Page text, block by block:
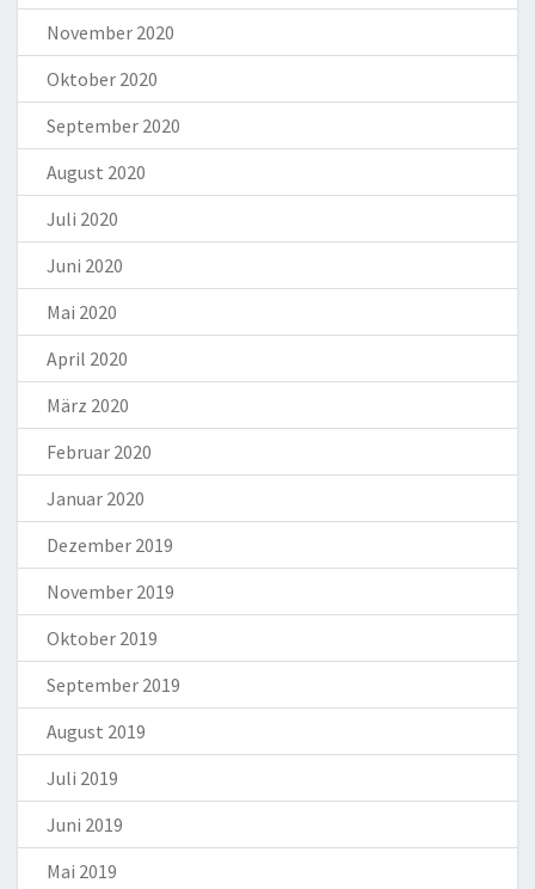
November 2020
Oktober 2020
September 2020
August 2020
Juli 2020
Juni 2020
Mai 2020
April 2020
März 2020
Februar 2020
Januar 2020
Dezember 2019
November 2019
Oktober 2019
September 2019
August 2019
Juli 2019
Juni 2019
Mai 2019